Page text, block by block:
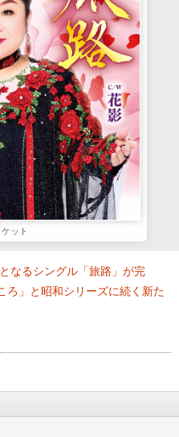
ット
なるシングル「旅路」が完
ろ」と昭和シリーズに続く新た